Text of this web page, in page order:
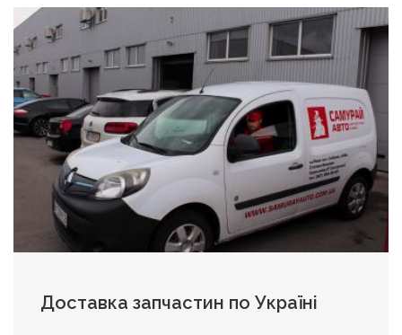
Доставка запчастин по Україні